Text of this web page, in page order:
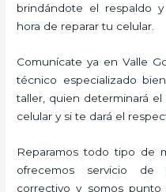
brindándote el respaldo
hora de reparar tu celular.
Comunícate ya en Valle
técnico especializado
taller, quien determinará
celular y si te dará el
Reparamos todo tipo de
ofrecemos servicio de
correctivo y somos